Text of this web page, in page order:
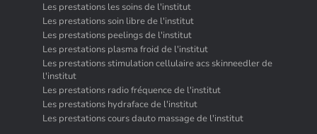
Les prestations les soins de l'institut
Les prestations soin libre de l'institut
Les prestations peelings de l'institut
Les prestations plasma froid de l'institut
Les prestations stimulation cellulaire acs skinneedler de
l'institut
Les prestations radio fréquence de l'institut
Les prestations hydraface de l'institut
Les prestations cours dauto massage de l'institut